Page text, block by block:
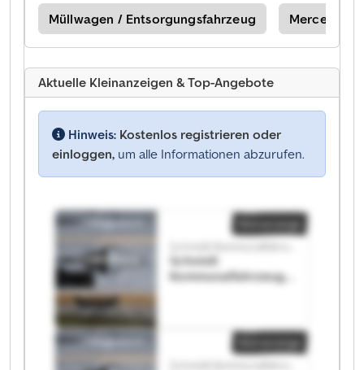
Müllwagen / Entsorgungsfahrzeug Mercedes-
Aktuelle Kleinanzeigen & Top-Angebote
Hinweis: Kostenlos registrieren oder
einloggen, um alle Informationen abzurufen.
Schmidt
Kommunalfahrzeuge